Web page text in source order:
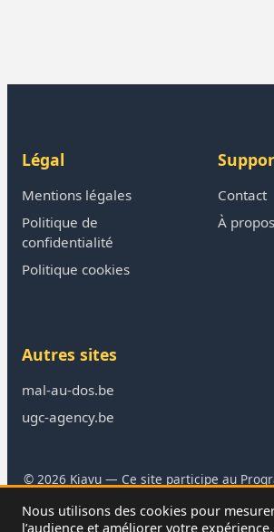
Légal
Mentions légales
Politique de
confidentialité
Politique cookies
Contact
À propos
Autres sites
mal-au-dos.be
ugc-agency.be
© 2026 Kiavu — Ce site participe au
En tant que Partenaire Amazon, je réalise
Nous utilisons des cookies pour
l’audience et améliorer votre expérience.